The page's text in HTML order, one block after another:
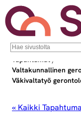
Search
Socca – Etelä-
Tapahtumat /
Valtakunnallinen
Väkivaltatyö
« Kaikki